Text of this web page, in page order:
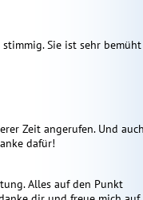
Sie ist sehr
Zeit angerufen. Und auch
dafür!
Alles auf den Punkt